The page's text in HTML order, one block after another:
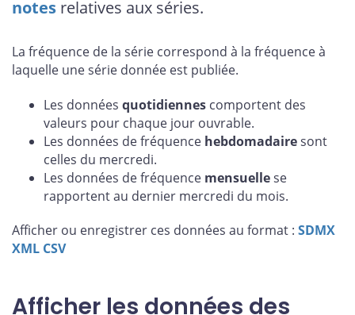
notes relatives aux séries.
La fréquence de la série correspond à la fréquence à
laquelle une série donnée est publiée.
Les données quotidiennes comportent des
valeurs pour chaque jour ouvrable.
Les données de fréquence hebdomadairesont
celles du mercredi.
Les données de fréquence mensuellese
rapportent au dernier mercredi du mois.
Afficher ou enregistrer ces données au format : SDMX
XML CSV
Afficher les données des